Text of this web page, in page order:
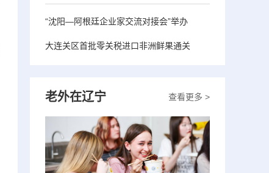
“沈阳—阿根廷企业家交流对接会”举办
大连关区首批零关税进口非洲鲜果通关
查看更多 >
老外在辽宁